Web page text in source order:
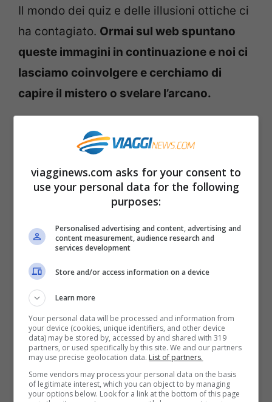
Il mondo dei quiz e delle illusioni ottiche ci
ha contagiato. Ormai sul web spuntano
queste immagini in continuazione e noi ci
lasciamo coinvolgere e cerchiamo di
capire il mistero o svelare l’arcano.
Radio DeeJay
sito un quiz proposto da un musicista
tedescoSenad Hasani . La domanda è una:
quanti 3 trovate nella schermata di questo
soluzione.
Pagine:1 2
Articoli recentiRicominciare da Zero:
Ecco i 10 Paesi Migliori per
Trasferirsi e Lavorare da
Remoto secondo la Nuova
viagginews.com asks for your consent to
use your personal data for the following
purposes:
Personalised advertising and content, advertising and
content measurement, audience research and
services development
Store and/or access information on a device
Learn more
Your personal data will be processed and information from
your device (cookies, unique identifiers, and other device
data) may be stored by, accessed by and shared with 319
partners, or used specifically by this site. We and our partners
may use precise geolocation data. List of partners.
Some vendors may process your personal data on the basis
of legitimate interest, which you can object to by managing
your options below. Look for a link at the bottom of this page